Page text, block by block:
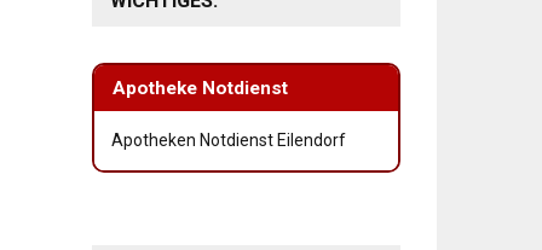
Apotheke Notdienst
Apotheken Notdienst Eilendorf